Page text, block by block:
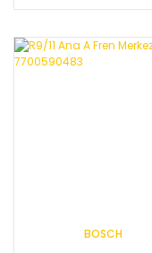
BOSCH